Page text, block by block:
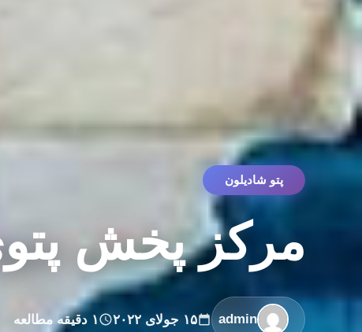
پتو شادیلون
مرکز پخش
admin ۱۵ جولای ۲۰۲۲ ۱ دقیقه مطالعه